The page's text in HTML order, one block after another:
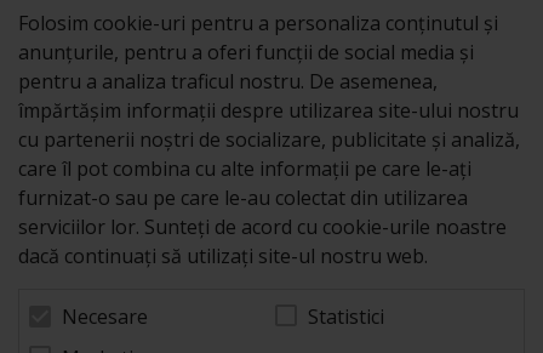
© 2026 Zeus Service case de marcat fiscale. Powered
Folosim cookie-uri pentru a personaliza conținutul și
anunțurile, pentru a oferi funcții de social media și
pentru a analiza traficul nostru. De asemenea,
împărtășim informații despre utilizarea site-ului nostru
cu partenerii noștri de socializare, publicitate și analiză,
care îl pot combina cu alte informații pe care le-ați
furnizat-o sau pe care le-au colectat din utilizarea
serviciilor lor. Sunteți de acord cu cookie-urile noastre
dacă continuați să utilizați site-ul nostru web.
Necesare
Statistici